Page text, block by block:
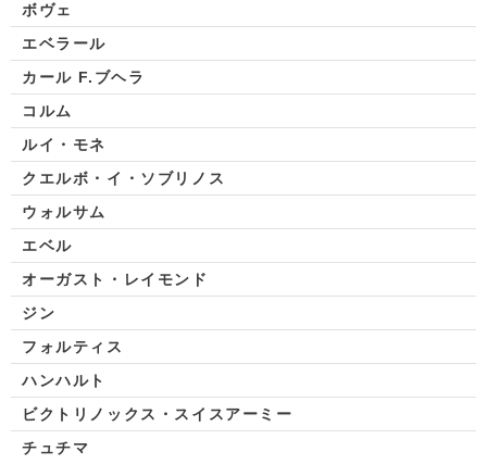
ボヴェ
エベラール
カール F.ブヘラ
コルム
ルイ・モネ
クエルボ・イ・ソブリノス
ウォルサム
エベル
オーガスト・レイモンド
ジン
フォルティス
ハンハルト
ビクトリノックス・スイスアーミー
チュチマ